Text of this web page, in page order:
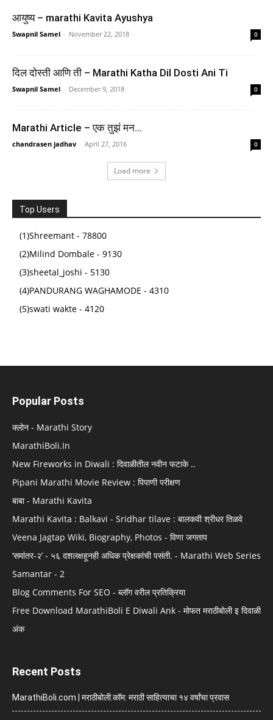
bestseller
101 Tales The Great Panchatantra Collection -
Collection of Witty Moral Stories For Kids For
Personality Development (Hardback)
(4653090) ₹341.00
आयुष्य – marathi Kavita Ayushya
Swapnil Samel - November 22, 2018 0
दिल दोस्ती आणि ती – Marathi Katha Dil Dosti Ani Ti
Swapnil Samel - December 9, 2018 0
Marathi Article – एक तुझं मन…
chandrasen jadhav - April 27, 2016 0
Load more
Top Users
(1)Shreemant - 78800
(2)Milind Dombale - 9130
(3)sheetal_joshi - 5130
(4)PANDURANG WAGHAMODE - 4310
(5)swati wakte - 4120
Popular Posts
क्लोन - Marathi Story
MarathiBoli.In
New Fireworks in Diwali : दिवाळीतील नवीन फटाके ..
Pipani Marathi Movie Review : पिपाणी परीक्षण
बाबा - Marathi Kavita
Marathi Kavita : Balkavi - Sridhar tilave : बालकवी श्रीधर तिळवे
Veena Jagtap Wiki, Biography, Photos - विणा जगताप
‘समांतर-२’ - ५६ दशलक्षहूनही अधिक प्रेक्षकांची पसंती. - Marathi Web Series
Samantar - 2
Blog Comments For SEO - ब्लॉग वरील प्रतिक्रिया
Free Download MarathiBoli E Diwali Ank - मोफत मराठीबोली इ दिवाळी
अंक
Recent Posts
MarathiBoli.com | मराठीबोली.कॉम: मराठी साहित्याचा १४ वर्षांचा प्रवास